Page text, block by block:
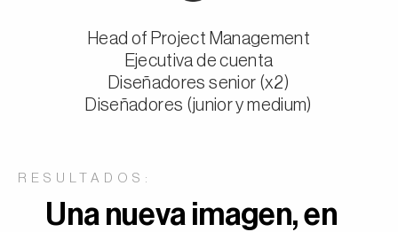
Head of Project Management
Ejecutiva de cuenta
Diseñadores senior (x2)
Diseñadores (junior y medium)
RESULTADOS:
Una nueva imagen, en